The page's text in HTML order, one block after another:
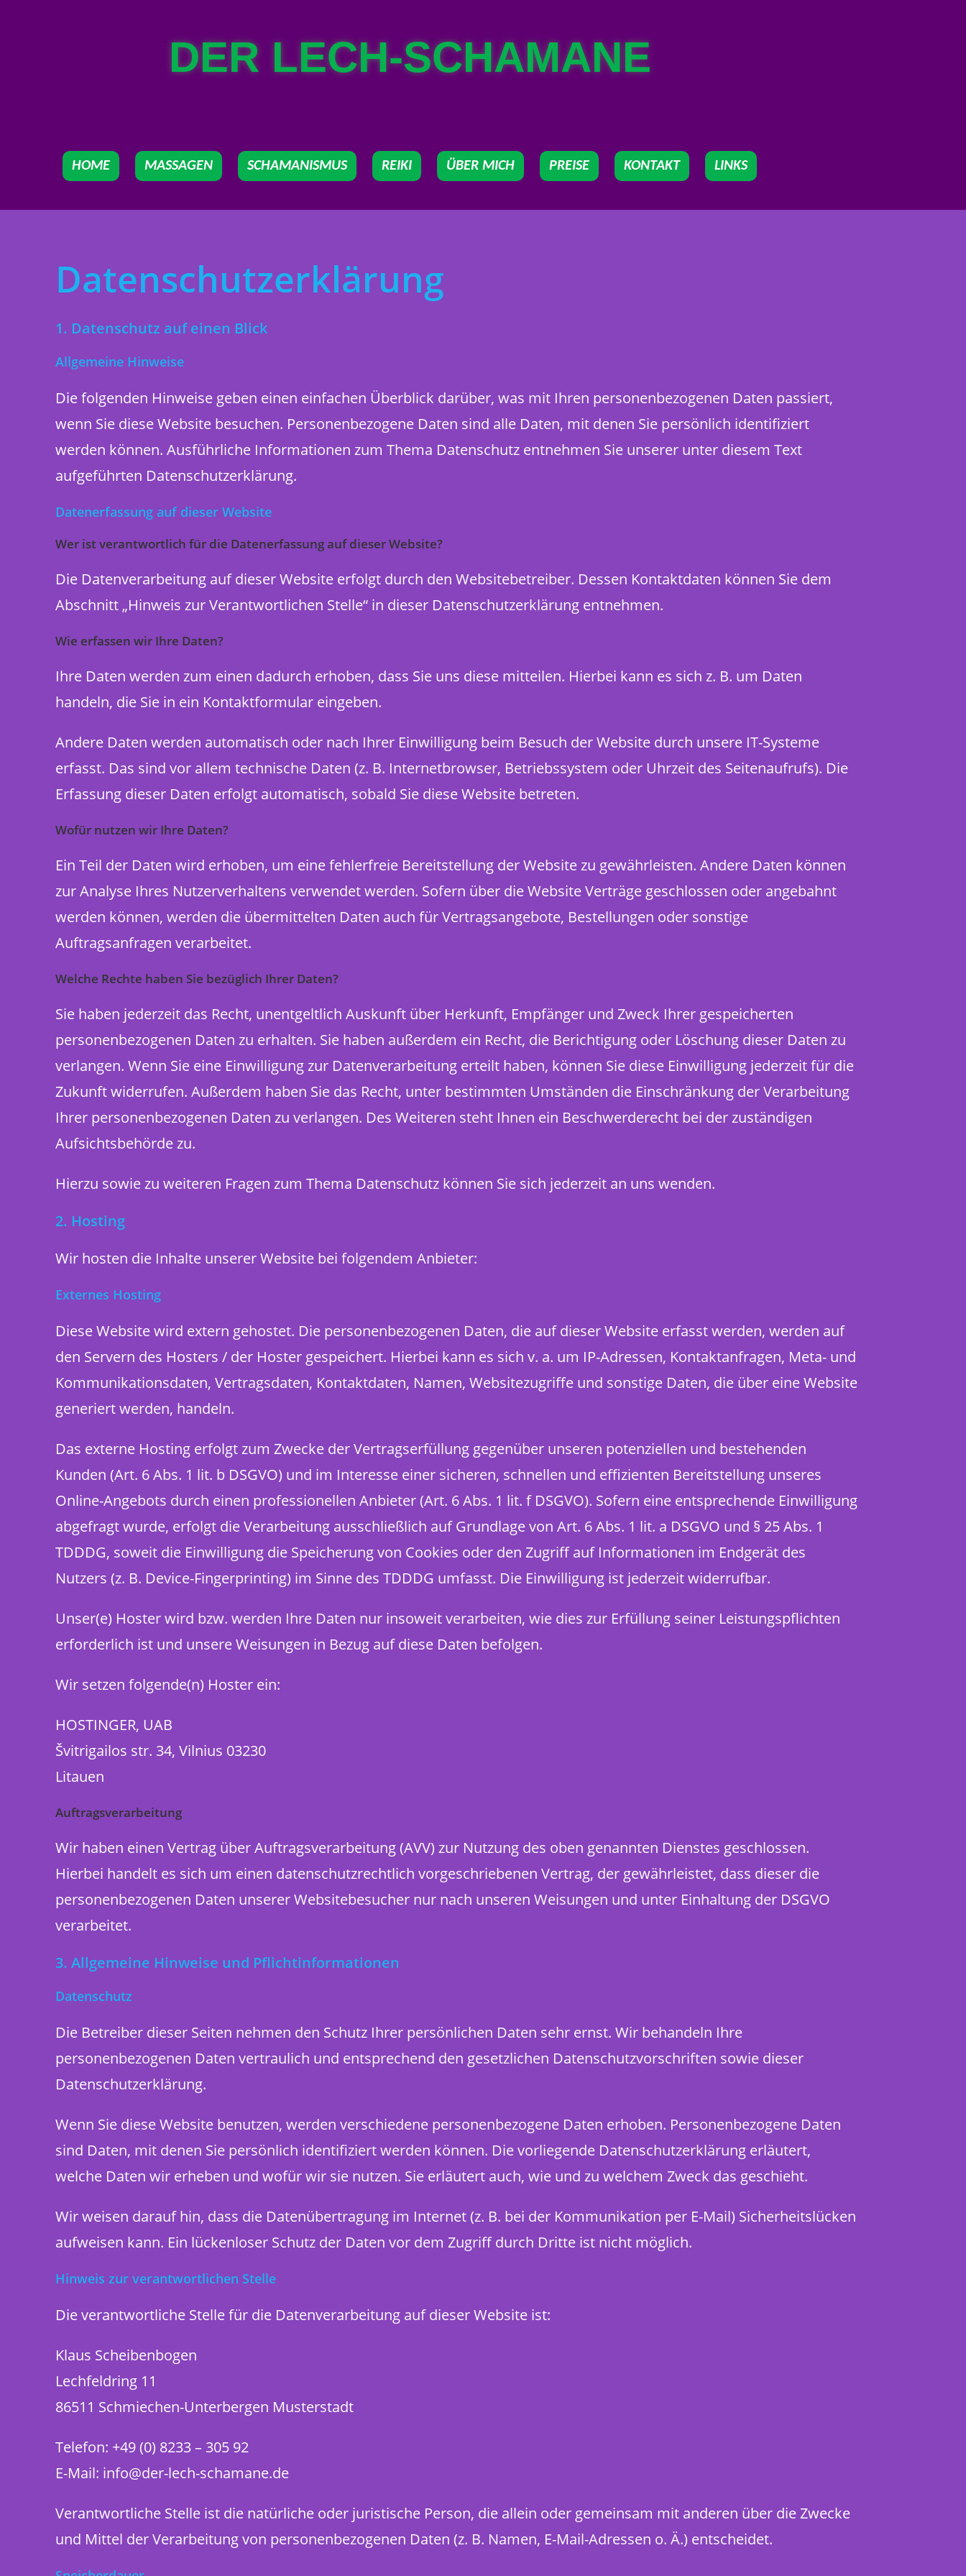
DER LECH-SCHAMANE
HOME MASSAGEN SCHAMANISMUS REIKI ÜBER MICH PREISE KONTAKT LINKS
Datenschutzerklärung
1. Datenschutz auf einen Blick
Allgemeine Hinweise
Die folgenden Hinweise geben einen einfachen Überblick darüber, was mit Ihren personenbezogenen Daten passiert,
wenn Sie diese Website besuchen. Personenbezogene Daten sind alle Daten, mit denen Sie persönlich identifiziert
werden können. Ausführliche Informationen zum Thema Datenschutz entnehmen Sie unserer unter diesem Text
aufgeführten Datenschutzerklärung.
Datenerfassung auf dieser Website
Wer ist verantwortlich für die Datenerfassung auf dieser Website?
Die Datenverarbeitung auf dieser Website erfolgt durch den Websitebetreiber. Dessen Kontaktdaten können Sie dem
Abschnitt „Hinweis zur Verantwortlichen Stelle“ in dieser Datenschutzerklärung entnehmen.
Wie erfassen wir Ihre Daten?
Ihre Daten werden zum einen dadurch erhoben, dass Sie uns diese mitteilen. Hierbei kann es sich z. B. um Daten
handeln, die Sie in ein Kontaktformular eingeben.
Andere Daten werden automatisch oder nach Ihrer Einwilligung beim Besuch der Website durch unsere IT-Systeme
erfasst. Das sind vor allem technische Daten (z. B. Internetbrowser, Betriebssystem oder Uhrzeit des Seitenaufrufs). Die
Erfassung dieser Daten erfolgt automatisch, sobald Sie diese Website betreten.
Wofür nutzen wir Ihre Daten?
Ein Teil der Daten wird erhoben, um eine fehlerfreie Bereitstellung der Website zu gewährleisten. Andere Daten können
zur Analyse Ihres Nutzerverhaltens verwendet werden. Sofern über die Website Verträge geschlossen oder angebahnt
werden können, werden die übermittelten Daten auch für Vertragsangebote, Bestellungen oder sonstige
Auftragsanfragen verarbeitet.
Welche Rechte haben Sie bezüglich Ihrer Daten?
Sie haben jederzeit das Recht, unentgeltlich Auskunft über Herkunft, Empfänger und Zweck Ihrer gespeicherten
personenbezogenen Daten zu erhalten. Sie haben außerdem ein Recht, die Berichtigung oder Löschung dieser Daten zu
verlangen. Wenn Sie eine Einwilligung zur Datenverarbeitung erteilt haben, können Sie diese Einwilligung jederzeit für die
Zukunft widerrufen. Außerdem haben Sie das Recht, unter bestimmten Umständen die Einschränkung der Verarbeitung
Ihrer personenbezogenen Daten zu verlangen. Des Weiteren steht Ihnen ein Beschwerderecht bei der zuständigen
Aufsichtsbehörde zu.
Hierzu sowie zu weiteren Fragen zum Thema Datenschutz können Sie sich jederzeit an uns wenden.
2. Hosting
Wir hosten die Inhalte unserer Website bei folgendem Anbieter:
Externes Hosting
Diese Website wird extern gehostet. Die personenbezogenen Daten, die auf dieser Website erfasst werden, werden auf
den Servern des Hosters / der Hoster gespeichert. Hierbei kann es sich v. a. um IP-Adressen, Kontaktanfragen, Meta- und
Kommunikationsdaten, Vertragsdaten, Kontaktdaten, Namen, Websitezugriffe und sonstige Daten, die über eine Website
generiert werden, handeln.
Das externe Hosting erfolgt zum Zwecke der Vertragserfüllung gegenüber unseren potenziellen und bestehenden
Kunden (Art. 6 Abs. 1 lit. b DSGVO) und im Interesse einer sicheren, schnellen und effizienten Bereitstellung unseres
Online-Angebots durch einen professionellen Anbieter (Art. 6 Abs. 1 lit. f DSGVO). Sofern eine entsprechende Einwilligung
abgefragt wurde, erfolgt die Verarbeitung ausschließlich auf Grundlage von Art. 6 Abs. 1 lit. a DSGVO und § 25 Abs. 1
TDDDG, soweit die Einwilligung die Speicherung von Cookies oder den Zugriff auf Informationen im Endgerät des
Nutzers (z. B. Device-Fingerprinting) im Sinne des TDDDG umfasst. Die Einwilligung ist jederzeit widerrufbar.
Unser(e) Hoster wird bzw. werden Ihre Daten nur insoweit verarbeiten, wie dies zur Erfüllung seiner Leistungspflichten
erforderlich ist und unsere Weisungen in Bezug auf diese Daten befolgen.
Wir setzen folgende(n) Hoster ein:
HOSTINGER, UAB
Švitrigailos str. 34, Vilnius 03230
Litauen
Auftragsverarbeitung
Wir haben einen Vertrag über Auftragsverarbeitung (AVV) zur Nutzung des oben genannten Dienstes geschlossen.
Hierbei handelt es sich um einen datenschutzrechtlich vorgeschriebenen Vertrag, der gewährleistet, dass dieser die
personenbezogenen Daten unserer Websitebesucher nur nach unseren Weisungen und unter Einhaltung der DSGVO
verarbeitet.
3. Allgemeine Hinweise und Pflichtinformationen
Datenschutz
Die Betreiber dieser Seiten nehmen den Schutz Ihrer persönlichen Daten sehr ernst. Wir behandeln Ihre
personenbezogenen Daten vertraulich und entsprechend den gesetzlichen Datenschutzvorschriften sowie dieser
Datenschutzerklärung.
Wenn Sie diese Website benutzen, werden verschiedene personenbezogene Daten erhoben. Personenbezogene Daten
sind Daten, mit denen Sie persönlich identifiziert werden können. Die vorliegende Datenschutzerklärung erläutert,
welche Daten wir erheben und wofür wir sie nutzen. Sie erläutert auch, wie und zu welchem Zweck das geschieht.
Wir weisen darauf hin, dass die Datenübertragung im Internet (z. B. bei der Kommunikation per E-Mail) Sicherheitslücken
aufweisen kann. Ein lückenloser Schutz der Daten vor dem Zugriff durch Dritte ist nicht möglich.
Hinweis zur verantwortlichen Stelle
Die verantwortliche Stelle für die Datenverarbeitung auf dieser Website ist:
Klaus Scheibenbogen
Lechfeldring 11
86511 Schmiechen-Unterbergen Musterstadt
Telefon: +49 (0) 8233 – 305 92
E-Mail: info@der-lech-schamane.de
Verantwortliche Stelle ist die natürliche oder juristische Person, die allein oder gemeinsam mit anderen über die Zwecke
und Mittel der Verarbeitung von personenbezogenen Daten (z. B. Namen, E-Mail-Adressen o. Ä.) entscheidet.